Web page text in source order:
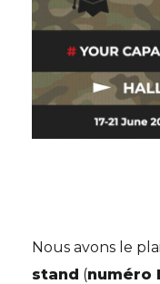
Nous avons le
stand (numéro